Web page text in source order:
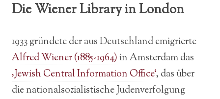
Die Wiener Library in London
1933 gründete der aus Deutschland emigrierte
Alfred Wiener (1885-1964) in Amsterdam das
‚Jewish Central Information Office‘, das über
die nationalsozialistische Judenverfolgung